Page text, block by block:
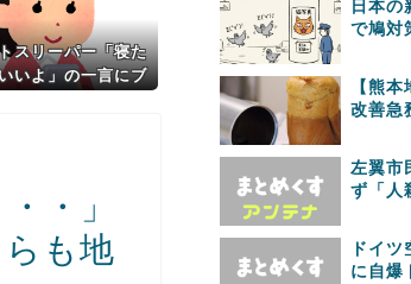
スリーパー「寝た
いよ」の一言にブ
・」
も地
日本の
で鳩対
【熊
改善急
左翼市
ず「人
ドイ
に自爆